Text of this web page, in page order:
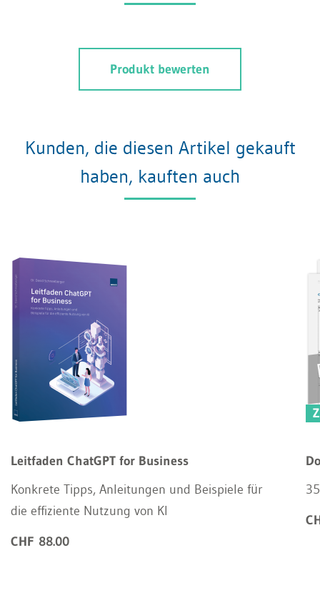
Produkt bewerten
Kunden, die diesen Artikel gekauft
haben, kauften auch
Leitfaden ChatGPT for Business
Konkrete Tipps, Anleitungen und Beispiele für
die effiziente Nutzung von KI
CHF 88.00